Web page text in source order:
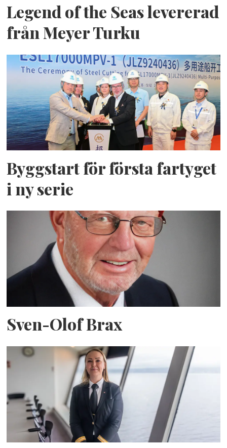
Legend of the Seas levererad
från Meyer Turku
Byggstart för första fartyget
i ny serie
Sven-Olof Brax